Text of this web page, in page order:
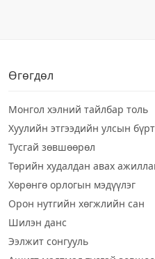
Өгөгдөл
Монгол хэлний тайлбар толь
Хуулийн этгээдийн улсын
Тусгай зөвшөөрөл
Төрийн худалдан авах
Хөрөнгө орлогын мэдүүлэг
Орон нутгийн хөгжлийн сан
Шилэн данс
Ээлжит сонгууль